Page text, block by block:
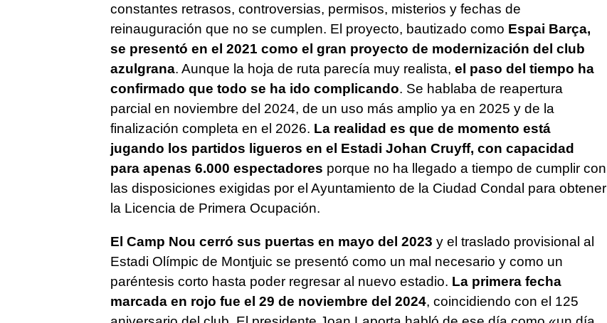
constantes retrasos, controversias, permisos, misterios y fechas de
reinauguración que no se cumplen. El proyecto, bautizado como Espai Barça,
se presentó en el 2021 como el gran proyecto de modernización del club
azulgrana. Aunque la hoja de ruta parecía muy realista, el paso del tiempo ha
confirmado que todo se ha ido complicando. Se hablaba de reapertura
parcial en noviembre del 2024, de un uso más amplio ya en 2025 y de la
finalización completa en el 2026. La realidad es que de momento está
jugando los partidos ligueros en el Estadi Johan Cruyff, con capacidad
para apenas 6.000 espectadores porque no ha llegado a tiempo de cumplir con
las disposiciones exigidas por el Ayuntamiento de la Ciudad Condal para obtener
la Licencia de Primera Ocupación.
El Camp Nou cerró sus puertas en mayo del 2023 y el traslado provisional al
Estadi Olímpic de Montjuic se presentó como un mal necesario y como un
paréntesis corto hasta poder regresar al nuevo estadio. La primera fecha
marcada en rojo fue el 29 de noviembre del 2024, coincidiendo con el 125